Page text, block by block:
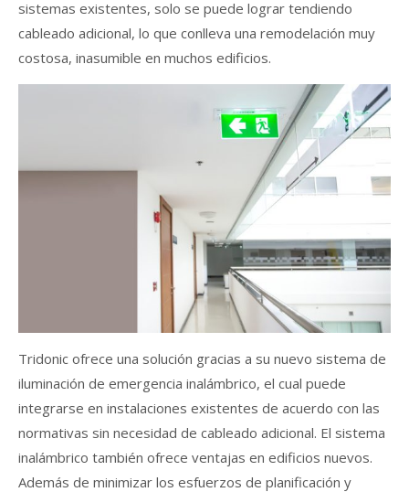
sistemas existentes, solo se puede lograr tendiendo
cableado adicional, lo que conlleva una remodelación muy
costosa, inasumible en muchos edificios.
Tridonic ofrece una solución gracias a su nuevo sistema de
iluminación de emergencia inalámbrico, el cual puede
integrarse en instalaciones existentes de acuerdo con las
normativas sin necesidad de cableado adicional. El sistema
inalámbrico también ofrece ventajas en edificios nuevos.
Además de minimizar los esfuerzos de planificación y